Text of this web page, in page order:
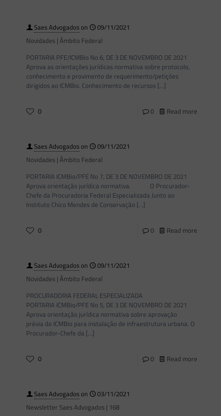
Saes Advogadoson
09/11/2021
Novidades | Âmbito Federal
PORTARIA PFE/ICMBio No 6, DE 3 DE NOVEMBRO DE 2021
Aprova as orientações jurídicas normativa sobre protocolo,
conhecimento e provimento de requerimento/petições
dirigidos ao ICMBio. Conhecimento de recursos […]
0 0 Read more
Saes Advogadoson
09/11/2021
Novidades | Âmbito Federal
PORTARIA ICMBio/PFE No 7, DE 3 DE NOVEMBRO DE 2021
Aprova orientação jurídica normativa. O Procurador-
Chefe da Procuradoria Federal Especializada Junto ao
Instituto Chico Mendes de Conservação […]
0 0 Read more
Saes Advogadoson
09/11/2021
Novidades | Âmbito Federal
PROCURADORIA FEDERAL ESPECIALIZADA
PORTARIA ICMBio/PFE No 5, DE 3 DE NOVEMBRO DE 2021
Aprova orientação jurídica normativa sobre aprovação
prévia do ICMBio para instalação de infraestrutura urbana. O
Procurador-Chefe da […]
0 0 Read more
Saes Advogadoson
03/11/2021
Newsletter Saes Advogados | 168